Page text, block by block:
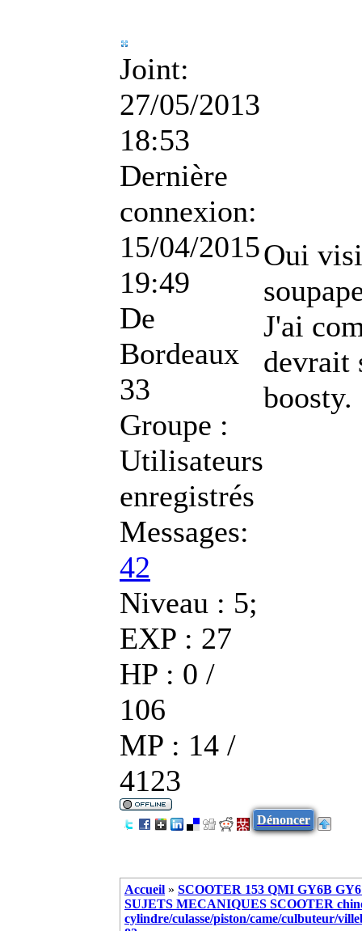
Joint:
27/05/2013
18:53
Dernière
connexion:
15/04/2015
19:49
De
Bordeaux
33
Groupe :
Utilisateurs
enregistrés
Messages:
42
Niveau : 5;
EXP : 27
HP : 0 /
106
MP : 14 /
4123
Oui
J'ai
devrait
boosty.
Dénoncer
Accueil » SCOOTER 153 QMI GY6B
SUJETS MECANIQUES SCOOTER
cylindre/culasse/piston/came/culbuteur/